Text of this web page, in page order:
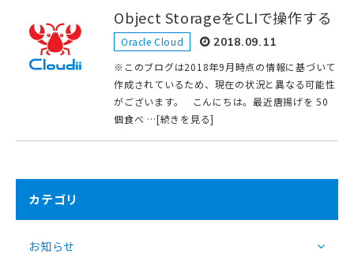
Object StorageをCLIで操作する
Oracle Cloud 2018.09.11
※このブログは2018年9月時点の情報に基づいて
作成されているため、現在の状況と異なる可能性
がございます。 こんにちは。最近唐揚げを 50
個食べ …[続きを見る]
カテゴリ
お知らせ